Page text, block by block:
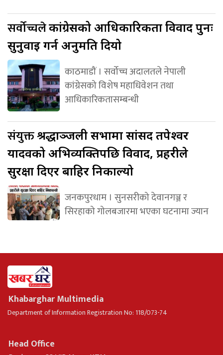
सर्वोच्चलेकांग्रेसको आधिकारिकता विवाद पुनः
सुनुवाइ गर्न अनुमति दियो
काठमाडौं । सर्वोच्च अदालतले नेपाली
कांग्रेसको विशेष महाधिवेशन तथा
आधिकारिकतासम्बन्धी
संयुक्तश्रद्धाञ्जली सभामा सांसद तपेश्वर
यादवको अभिव्यक्तिपछि विवाद, प्रहरीले
सुरक्षा दिएर बाहिर निकाल्यो
जनकपुरधाम । सुनसरीको देवानगञ्ज र
सिरहाको गोलबजारमा भएका घटनामा ज्यान
Khabarghar Multimedia
Department of Information Registration No: 118/073-74
Head Office